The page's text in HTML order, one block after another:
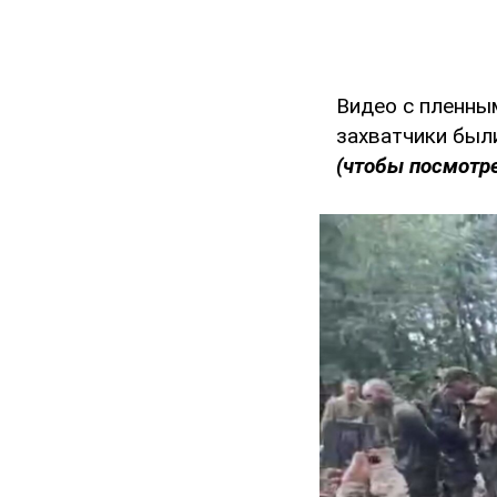
Видео с
захватчики
(чтобы